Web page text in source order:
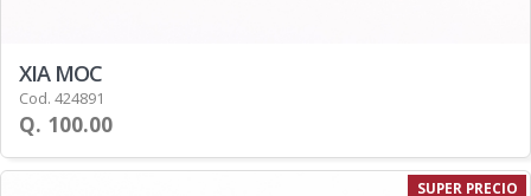
XIA MOC
Cod. 424891
Q. 100.00
SUPER PRECIO